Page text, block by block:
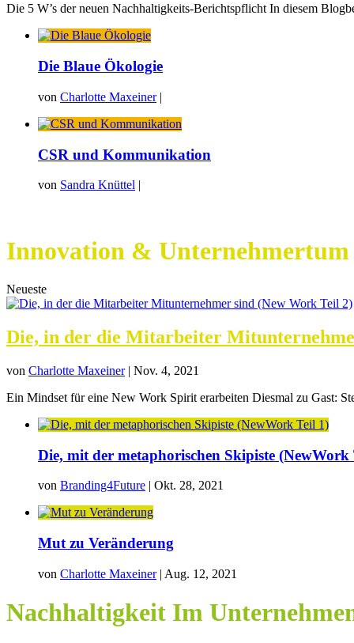
Die 5 W’s der neuen Nachhaltigkeits-Berichtspflicht In diesem
Die Blaue Ökologie
von Charlotte Maxeiner|
CSR und Kommunikation
von Sandra Knüttel |
Innovation & Unternehmertum
Neueste
Die, in der die Mitarbeiter
von Charlotte Maxeiner| Nov. 4, 2021
Ein Mindset für eine New Work Spirit erarbeiten Diesmal zu Gast:
Die, mit der metaphorischen Skipiste (NewWork
von Branding4Future | Okt. 28, 2021
Mut zu Veränderung
von Charlotte Maxeiner| Aug. 12, 2021
Nachhaltigkeit Im